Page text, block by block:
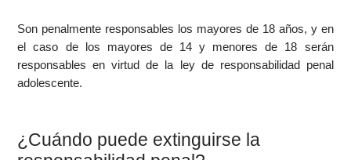
Son penalmente responsables los mayores de 18 años, y en
el caso de los mayores de 14 y menores de 18 serán
responsables en virtud de la ley de responsabilidad penal
adolescente.
¿Cuándo puede extinguirse la